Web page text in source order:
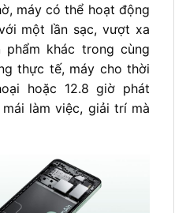
máy có thể hoạt động
một lần sạc, vượt xa
khác trong cùng
thực tế, máy cho thời
hoặc 12.8 giờ phát
làm việc, giải trí mà